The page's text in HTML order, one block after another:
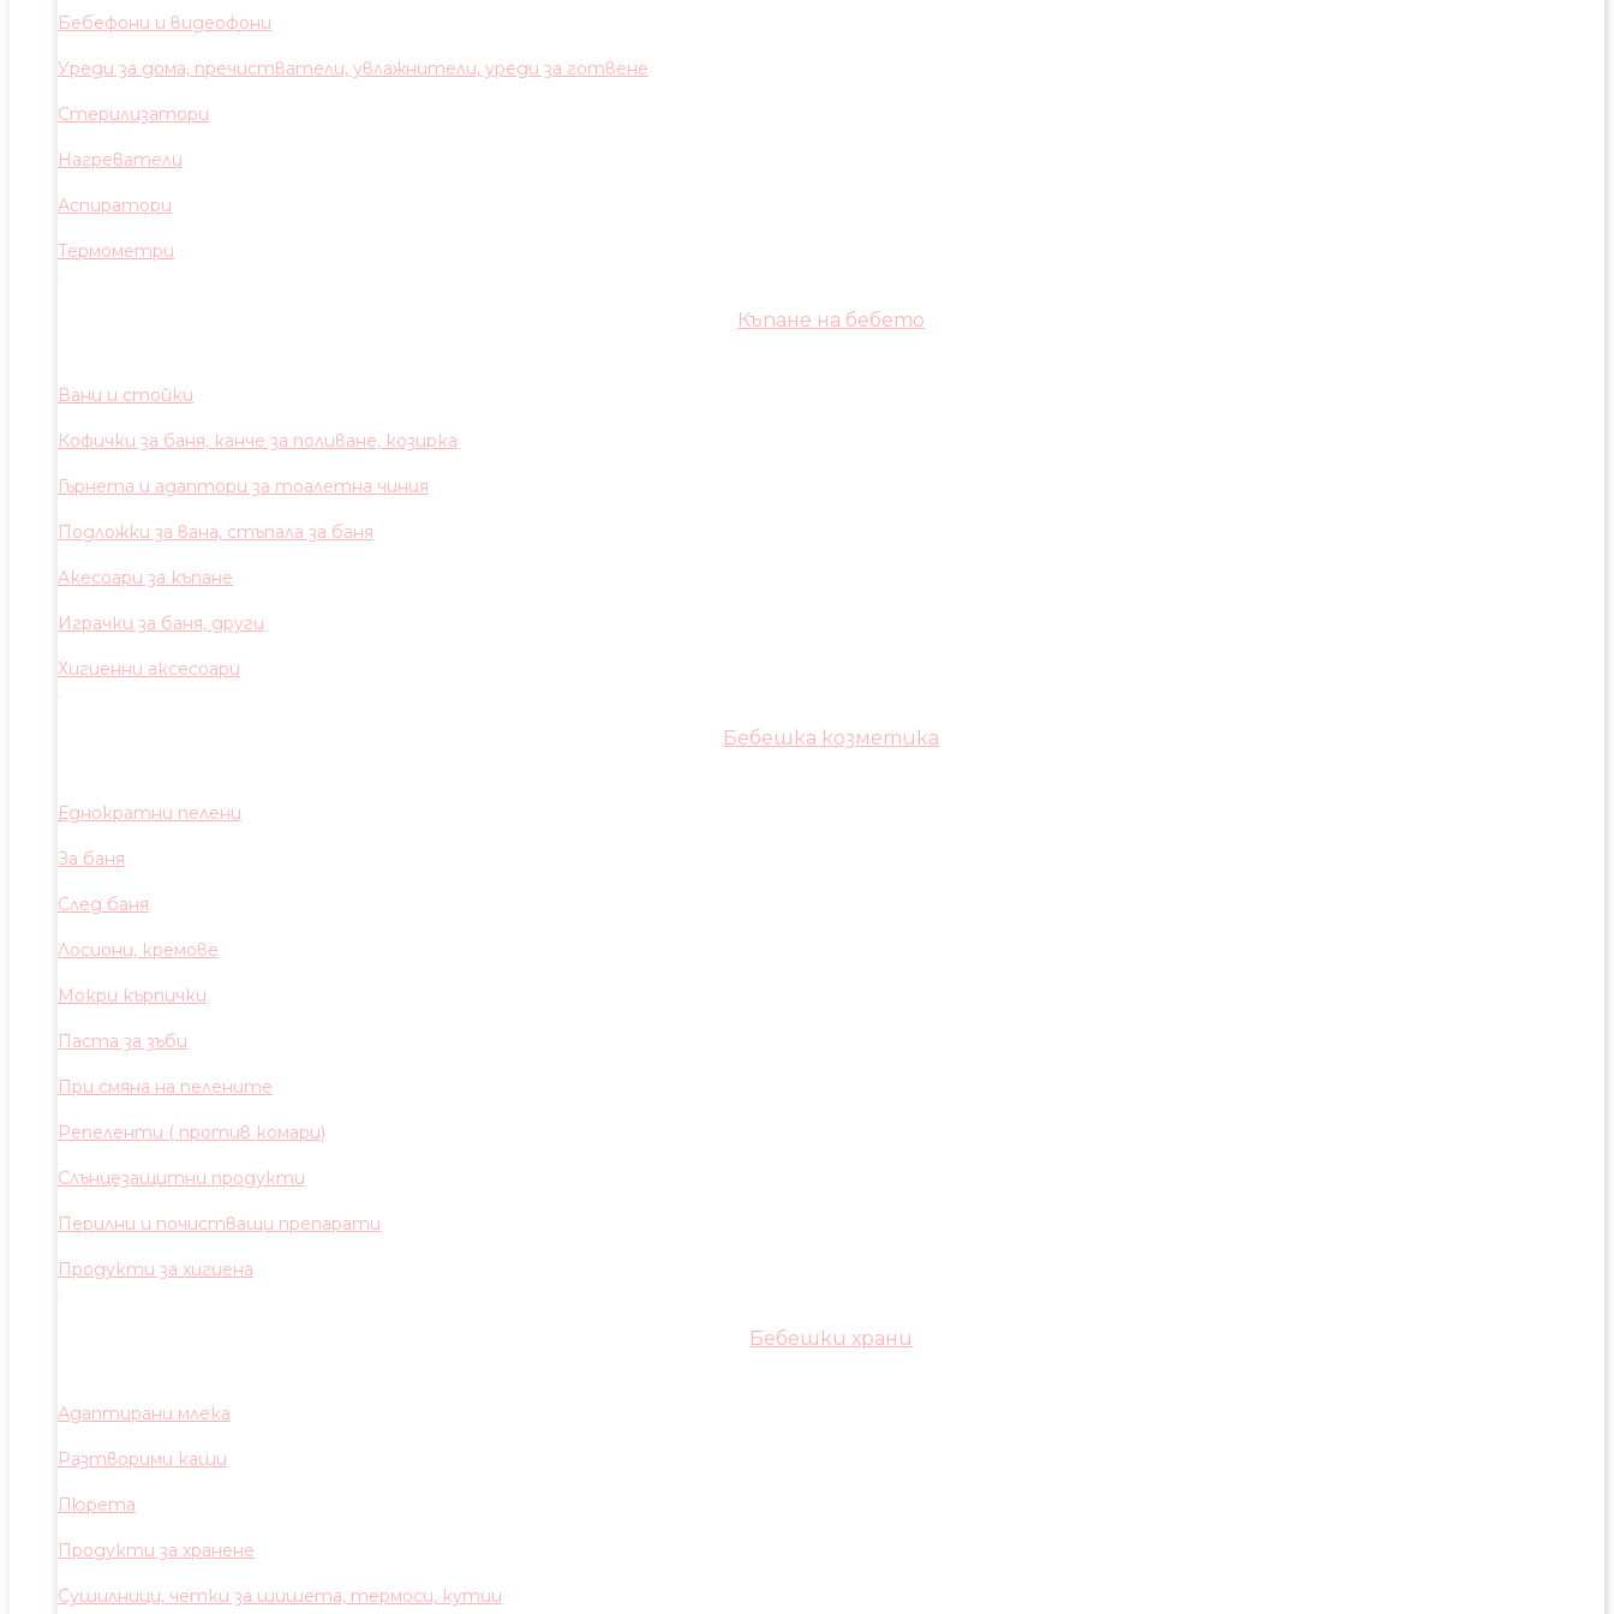
Бебефони и видеофони
Уреди за дома, пречистватели, увлажнители, уреди за готвене
Стерилизатори
Нагреватели
Аспиратори
Термометри
Къпане на бебето
Вани и стойки
Кофички за баня, канче за поливане, козирка
Гърнета и адаптори за тоалетна чиния
Подложки за вана, стъпала за баня
Акесоари за къпане
Играчки за баня, други
Хигиенни аксесоари
Бебешка козметика
Еднократни пелени
За баня
След баня
Лосиони, кремове
Мокри кърпички
Паста за зъби
При смяна на пелените
Репеленти ( против комари)
Слънцезащитни продукти
Перилни и почистващи препарати
Продукти за хигиена
Бебешки храни
Адаптирани млека
Разтворими каши
Пюрета
Продукти за хранене
Сушилници, четки за шишета, термоси, кутии